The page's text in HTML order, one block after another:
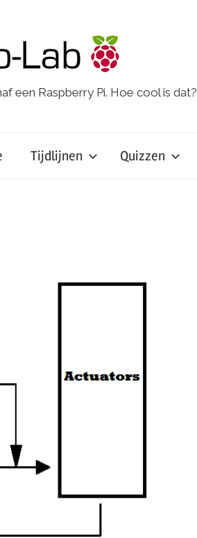
een Raspberry Pi. Hoe cool is dat?
Tijdlijnen Quizzen